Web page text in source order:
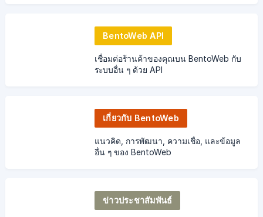
BentoWeb API
เชื่อมต่อร้านค้าของคุณบน BentoWeb กับ
ระบบอื่น ๆ ด้วย API
เกี่ยวกับ BentoWeb
แนวคิด, การพัฒนา, ความเชื่อ, และข้อมูล
อื่น ๆ ของ BentoWeb
ข่าวประชาสัมพันธ์